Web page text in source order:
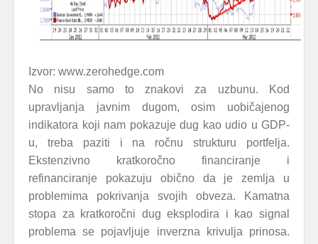
Izvor: www.zerohedge.com
No nisu samo to znakovi za uzbunu. Kod
upravljanja javnim dugom, osim uobičajenog
indikatora koji nam pokazuje dug kao udio u GDP-
u, treba paziti i na ročnu strukturu portfelja.
Ekstenzivno kratkoročno financiranje i
refinanciranje pokazuju obično da je zemlja u
problemima pokrivanja svojih obveza. Kamatna
stopa za kratkoročni dug eksplodira i kao signal
problema se pojavljuje inverzna krivulja prinosa.